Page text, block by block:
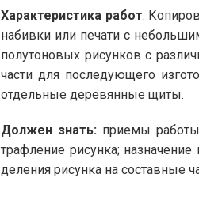
Характеристика работ.
набивки или печати с
полутоновых рисунков с
части для последующего
отдельные деревянные щиты.
Должен знать: приемы
трафление рисунка;
деления рисунка на составные